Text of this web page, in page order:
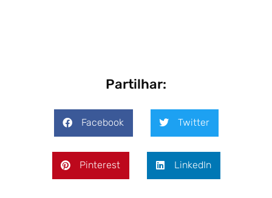
Partilhar:
Facebook Twitter
Pinterest LinkedIn